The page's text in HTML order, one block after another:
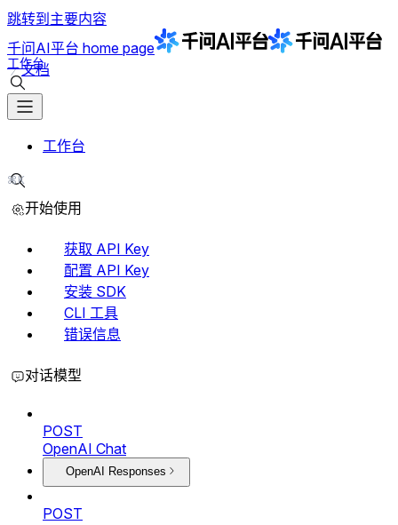
跳转到主要内容
千问AI平台 home page
文档
工作台
工作台
⌘K
开始使用
获取 API Key
配置 API Key
安装 SDK
CLI 工具
错误信息
对话模型
POST
OpenAI Chat
OpenAI Responses
POST